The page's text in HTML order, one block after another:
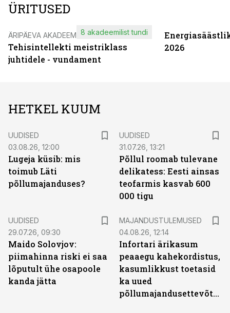
ÜRITUSED
ÄRIPÄEVA AKADEEMIA
Tehisintellekti meistriklass
juhtidele - vundament
8 akadeemilist tundi
2026
HETKEL KUUM
UUDISED
03.08.26, 12:00
Lugeja küsib: mis
toimub Läti
põllumajanduses?
UUDISED
31.07.26, 13:21
Põllul roomab tulevane
delikatess: Eesti ainsas
teofarmis kasvab 600
000 tigu
UUDISED
29.07.26, 09:30
Maido Solovjov:
piimahinna riski ei saa
lõputult ühe osapoole
kanda jätta
MAJANDUSTULEMUSED
04.08.26, 12:14
Infortari ärikasum
peaaegu kahekordistus,
kasumlikkust toetasid
ka uued
põllumajandusettevõtted